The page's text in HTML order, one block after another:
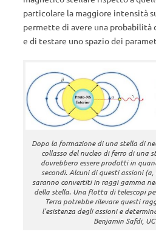
particolare la maggiore intensità
permette di avere una probabilità
e di testare uno spazio dei
Dopo la formazione di una stella di
collasso del nucleo di ferro di una
dovrebbero essere prodotti in
secondi. Alcuni di questi assioni
saranno convertiti in raggi gamma
della stella. Una flotta di telescopi
Terra potrebbe rilevare questi
l’esistenza degli assioni e
Benjamin Safdi,